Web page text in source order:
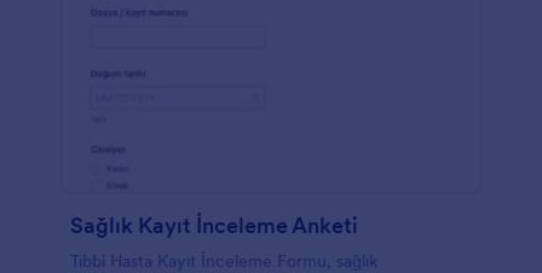
Sağlık Kayıt İnceleme Anketi
Tıbbi Hasta Kayıt İnceleme Formu, sağlık